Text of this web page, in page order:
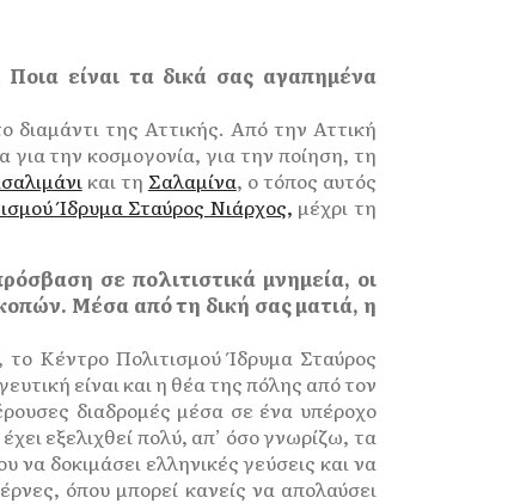
είναι τα δικά σας αγαπημένα
διαμάντι της Αττικής. Από την Αττική
για την κοσμογονία, για την ποίηση, τη
και τη Σαλαμίνα, ο τόπος αυτός
Ίδρυμα Σταύρος Νιάρχος, μέχρι τη
σε πολιτιστικά μνημεία, οι
Μέσα από τη δική σας ματιά, η
Κέντρο Πολιτισμού Ίδρυμα Σταύρος
είναι και η θέα της πόλης από τον
διαδρομές μέσα σε ένα υπέροχο
εξελιχθεί πολύ, απ’ όσο γνωρίζω, τα
να δοκιμάσει ελληνικές γεύσεις και να
όπου μπορεί κανείς να απολαύσει